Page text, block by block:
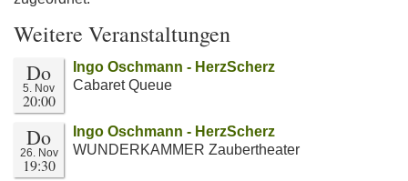
Weitere Veranstaltungen
Do
5. Nov
20:00
Ingo Oschmann - HerzScherz
Cabaret Queue
Do
26. Nov
19:30
Ingo Oschmann - HerzScherz
WUNDERKAMMER Zaubertheater